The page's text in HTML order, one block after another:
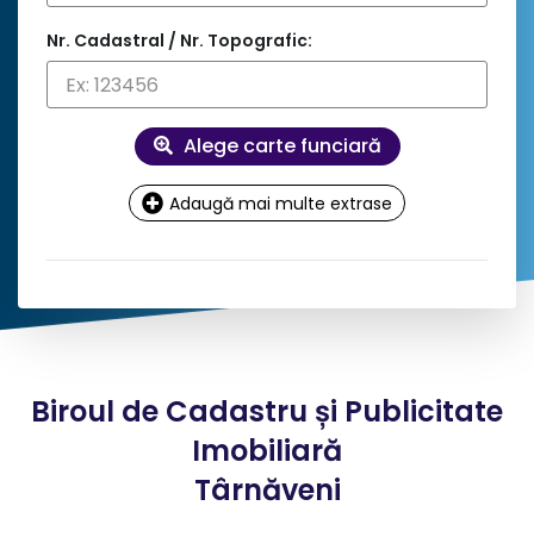
Nr. Cadastral / Nr. Topografic:
Alege carte funciară
Adaugă mai multe extrase
Datecontact și facturare
*Nume client:
Biroul de Cadastru și Publicitate
Imobiliară
Târnăveni